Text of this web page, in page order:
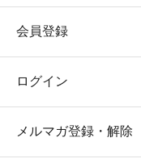
会員登録
ログイン
メルマガ登録・解除